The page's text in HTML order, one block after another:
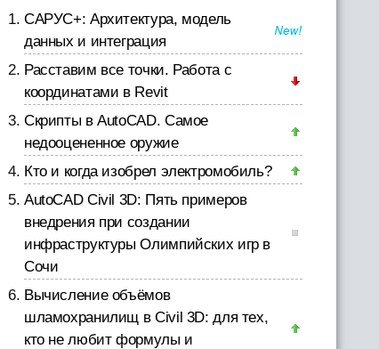
САРУС+: Архитектура, модель
данных и интеграция
Расставим все точки. Работа с
координатами в Revit
Скрипты в AutoCAD. Самое
недооцененное оружие
Кто и когда изобрел электромобиль?
AutoCAD Civil 3D: Пять примеров
внедрения при создании
инфраструктуры Олимпийских игр в
Сочи
Вычисление объёмов
шламохранилищ в Civil 3D: для тех,
кто не любит формулы и